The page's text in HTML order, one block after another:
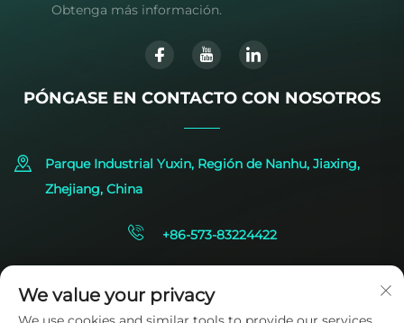
Obtenga más información.
PÓNGASE EN CONTACTO CON NOSOTROS
Parque Industrial Yuxin, Región de Nanhu, Jiaxing,
Zhejiang, China
+86-573-83224422
We value your privacy